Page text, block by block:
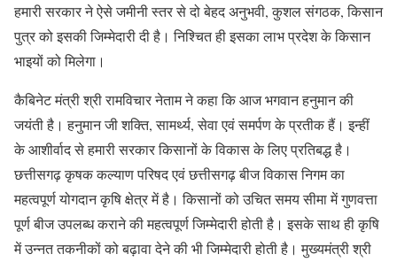
हमारी सरकार ने ऐसे जमीनी स्तर से दो बेहद अनुभवी, कुशल संगठक, किसान
पुत्र को इसकी जिम्मेदारी दी है। निश्चित ही इसका लाभ प्रदेश के किसान
भाइयों को मिलेगा।
कैबिनेट मंत्री श्री रामविचार नेताम ने कहा कि आज भगवान हनुमान की
जयंती है। हनुमान जी शक्ति, सामर्थ्य, सेवा एवं समर्पण के प्रतीक हैं। इन्हीं
के आशीर्वाद से हमारी सरकार किसानों के विकास के लिए प्रतिबद्ध है।
छत्तीसगढ़ कृषक कल्याण परिषद एवं छत्तीसगढ़ बीज विकास निगम का
महत्वपूर्ण योगदान कृषि क्षेत्र में है। किसानों को उचित समय सीमा में गुणवत्ता
पूर्ण बीज उपलब्ध कराने की महत्वपूर्ण जिम्मेदारी होती है। इसके साथ ही कृषि
में उन्नत तकनीकों को बढ़ावा देने की भी जिम्मेदारी होती है। मुख्यमंत्री श्री